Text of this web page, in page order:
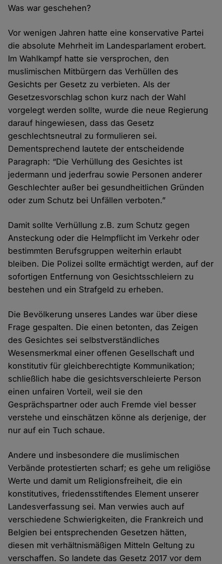
Was war geschehen?
Vor wenigen Jahren hatte eine konservative Partei
die absolute Mehrheit im Landesparlament erobert.
Im Wahlkampf hatte sie versprochen, den
muslimischen Mitbürgern das Verhüllen des
Gesichts per Gesetz zu verbieten. Als der
Gesetzesvorschlag schon kurz nach der Wahl
vorgelegt werden sollte, wurde die neue Regierung
darauf hingewiesen, dass das Gesetz
geschlechtsneutral zu formulieren sei.
Dementsprechend lautete der entscheidende
Paragraph: “Die Verhüllung des Gesichtes ist
jedermann und jederfrau sowie Personen anderer
Geschlechter außer bei gesundheitlichen Gründen
oder zum Schutz bei Unfällen verboten.”
Damit sollte Verhüllung z.B. zum Schutz gegen
Ansteckung oder die Helmpflicht im Verkehr oder
bestimmten Berufsgruppen weiterhin erlaubt
bleiben. Die Polizei sollte ermächtigt werden, auf der
sofortigen Entfernung von Gesichtsschleiern zu
bestehen und ein Strafgeld zu erheben.
Die Bevölkerung unseres Landes war über diese
Frage gespalten. Die einen betonten, das Zeigen
des Gesichtes sei selbstverständliches
Wesensmerkmal einer offenen Gesellschaft und
konstitutiv für gleichberechtigte Kommunikation;
schließlich habe die gesichtsverschleierte Person
einen unfairen Vorteil, weil sie den
Gesprächspartner oder auch Fremde viel besser
verstehe und einschätzen könne als derjenige, der
nur auf ein Tuch schaue.
Andere und insbesondere die muslimischen
Verbände protestierten scharf; es gehe um religiöse
Werte und damit um Religionsfreiheit, die ein
konstitutives, friedensstiftendes Element unserer
Landesverfassung sei. Man verwies auch auf
verschiedene Schwierigkeiten, die Frankreich und
Belgien bei entsprechenden Gesetzen hätten,
diesen mit verhältnismäßigen Mitteln Geltung zu
verschaffen. So landete das Gesetz 2017 vor dem